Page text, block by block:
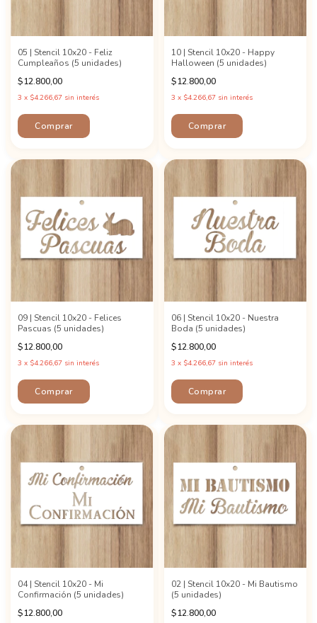
05 | Stencil 10x20 - Feliz
Cumpleaños (5 unidades)
$12.800,00
3 x $4.266,67 sin interés
10 | Stencil 10x20 - Happy
Halloween (5 unidades)
$12.800,00
3 x $4.266,67 sin interés
09 | Stencil 10x20 - Felices
Pascuas (5 unidades)
$12.800,00
3 x $4.266,67 sin interés
06 | Stencil 10x20 - Nuestra
Boda (5 unidades)
$12.800,00
3 x $4.266,67 sin interés
04 | Stencil 10x20 - Mi
Confirmación (5 unidades)
$12.800,00
02 | Stencil 10x20 - Mi Bautismo
(5 unidades)
$12.800,00